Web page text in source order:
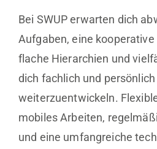
Bei SWUP erwarten dich
Aufgaben, eine
flache Hierarchien und
dich fachlich und persönlich
weiterzuentwickeln.
mobiles Arbeiten,
und eine umfangreiche